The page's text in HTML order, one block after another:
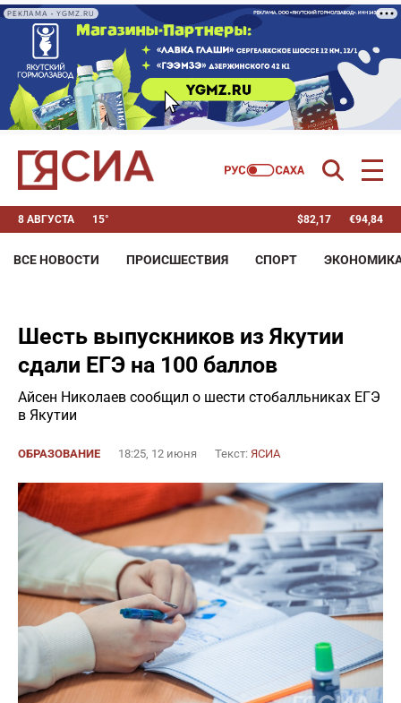
РЕКЛАМА • YGMZ.RU
8 АВГУСТА 15° $82,17 €94,84
ВСЕ НОВОСТИ ПРОИСШЕСТВИЯ СПОРТ
Шесть выпускников из Якутии
сдали ЕГЭ на 100 баллов
Айсен Николаев сообщил о шести стобалльниках ЕГЭ
в Якутии
ОБРАЗОВАНИЕ 18:25, 12 июня Текст: ЯСИА